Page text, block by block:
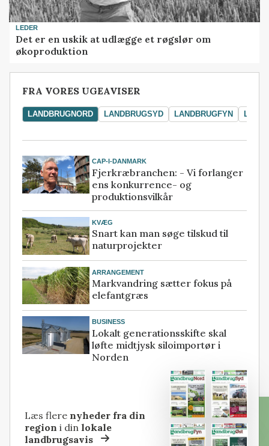
LEDER
Det er en uskik at udlægge et røgslør om
økoproduktion
FRA VORES UGEAVISER
LANDBRUGNORD LANDBRUGSYD LANDBRUGFYN
CAP-I-DANMARK
Fjerkræbranchen: - Vi forlanger
ens konkurrence- og
produktionsvilkår
KVÆG
Snart kan man søge tilskud til
naturprojekter
ARRANGEMENT
Markvandring sætter fokus på
elefantgræs
BUSINESS
Lokalt generationsskifte skal
løfte midtjysk siloimportør i
Norden
Læs flere nyheder fra din
region i dinlokale
landbrugsavis